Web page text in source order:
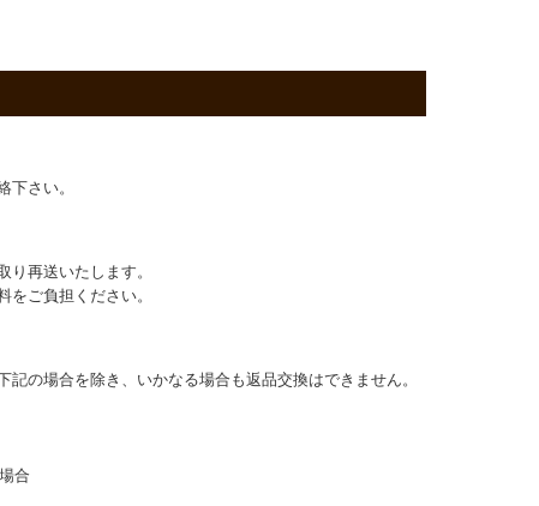
下さい。
り再送いたします。
をご負担ください。
記の場合を除き、いかなる場合も返品交換はできません。
合